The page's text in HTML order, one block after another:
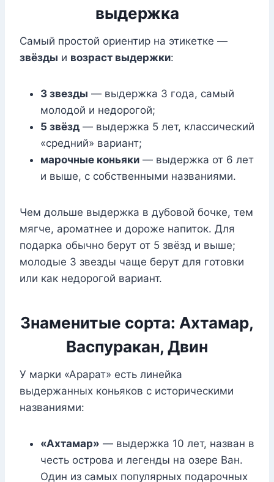
выдержка
Самый простой ориентир на этикетке —
звёзды и возраст выдержки:
3 звезды — выдержка 3 года, самый
молодой и недорогой;
5 звёзд — выдержка 5 лет, классический
«средний» вариант;
марочные коньяки — выдержка от 6 лет
и выше, с собственными названиями.
Чем дольше выдержка в дубовой бочке, тем
мягче, ароматнее и дороже напиток. Для
подарка обычно берут от 5 звёзд и выше;
молодые 3 звезды чаще берут для готовки
или как недорогой вариант.
Знаменитые сорта: Ахтамар,
Васпуракан, Двин
У марки «Арарат» есть линейка
выдержанных коньяков с историческими
названиями:
«Ахтамар» — выдержка 10 лет, назван в
честь острова и легенды на озере Ван.
Один из самых популярных подарочных